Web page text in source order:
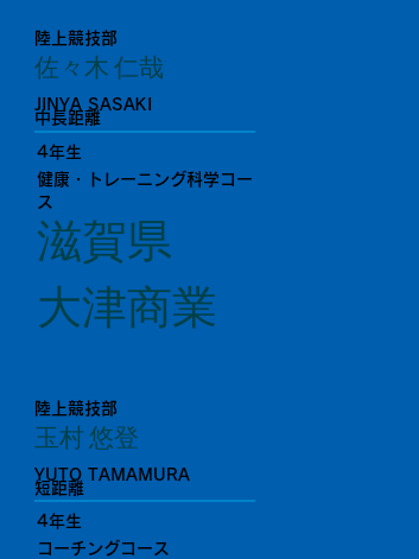
陸上競技部
佐々木 仁哉
JINYA SASAKI
中長距離
4年生
健康・トレーニング科学コー
ス
滋賀県
大津商業
陸上競技部
玉村 悠登
YUTO TAMAMURA
短距離
4年生
コーチングコース